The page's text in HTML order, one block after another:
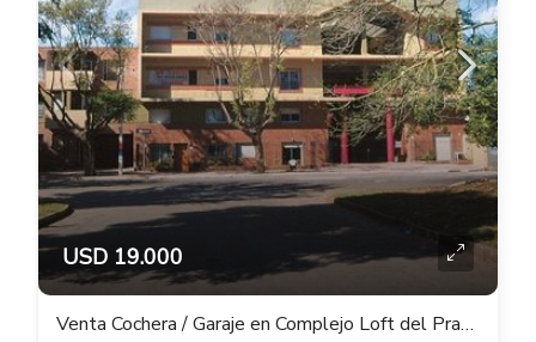
USD 19.000
Venta Cochera / Garaje en Complejo Loft del Prado